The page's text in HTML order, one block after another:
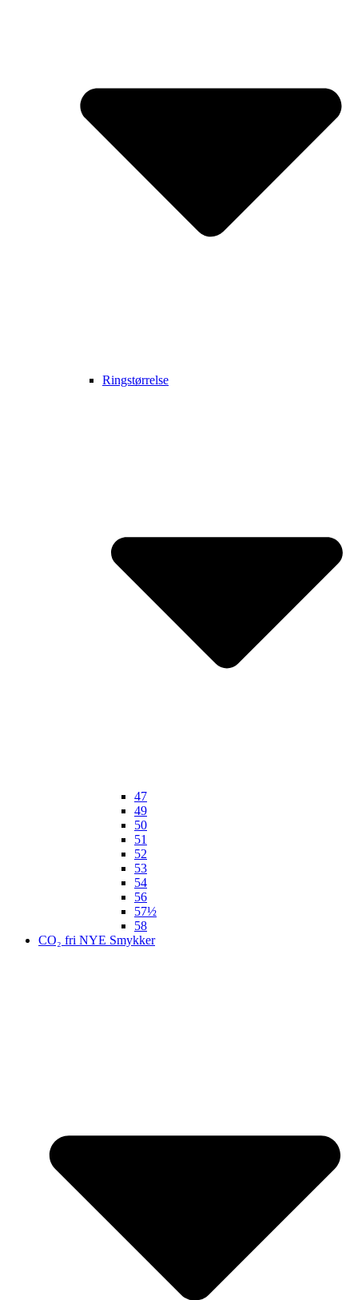
Ringstørrelse
47
49
50
51
52
53
54
56
57½
58
CO₂ fri NYE Smykker